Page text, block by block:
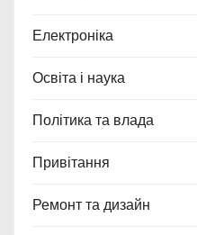
Електроніка
Освіта і наука
Політика та влада
Привітання
Ремонт та дизайн